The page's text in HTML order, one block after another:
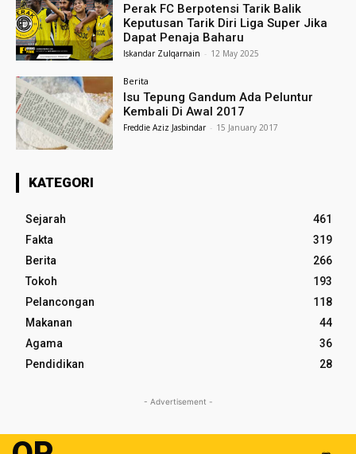
Perak FC Berpotensi Tarik Balik
Keputusan Tarik Diri Liga Super Jika
Dapat Penaja Baharu
Iskandar Zulqarnain - 12 May 2025
Berita
Isu Tepung Gandum Ada Peluntur
Kembali Di Awal 2017
Freddie Aziz Jasbindar - 15 January 2017
KATEGORI
Sejarah
461
Fakta
319
Berita
266
Tokoh
193
Pelancongan
118
Makanan
44
Agama
36
Pendidikan
28
- Advertisement -